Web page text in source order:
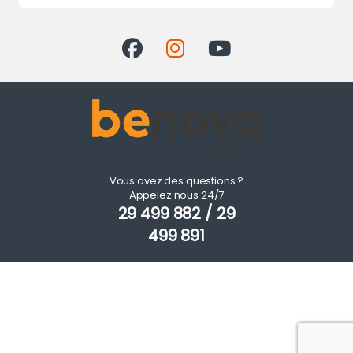
Vous avez des questions ?
Appelez nous 24/7
29 499 882 / 29
499 891